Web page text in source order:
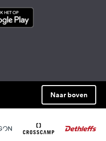
Naar boven